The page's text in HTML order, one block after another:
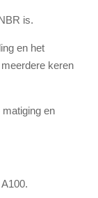
is.
en het
keren
en